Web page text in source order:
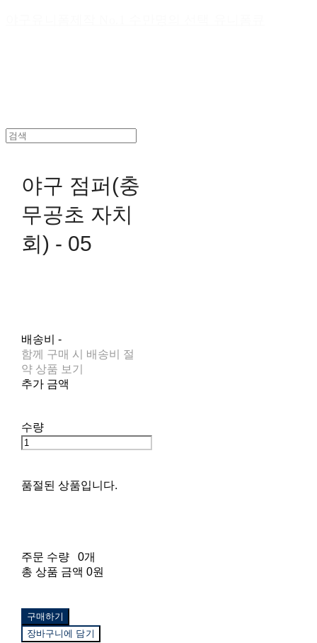
야구 점퍼(충
무공초 자치
회) - 05
배송비 -
함께 구매 시 배송비 절
약 상품 보기
추가 금액
수량
품절된 상품입니다.
주문 수량
0개
총 상품 금액 0원
구매하기
장바구니에 담기